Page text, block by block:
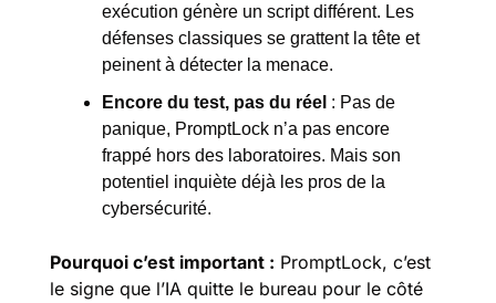
exécution génère un script différent. Les
défenses classiques se grattent la tête et
peinent à détecter la menace.
Encore du test, pas du réel : Pas de
panique, PromptLock n’a pas encore
frappé hors des laboratoires. Mais son
potentiel inquiète déjà les pros de la
cybersécurité.
Pourquoi c’est important : PromptLock, c’est
le signe que l’IA quitte le bureau pour le côté